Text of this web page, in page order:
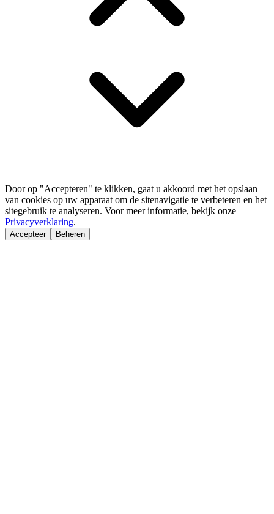
Door op "Accepteren" te klikken, gaat u akkoord met het opslaan
van cookies op uw apparaat om de sitenavigatie te verbeteren en het
sitegebruik te analyseren. Voor meer informatie, bekijk onze
Privacyverklaring.
Accepteer Beheren